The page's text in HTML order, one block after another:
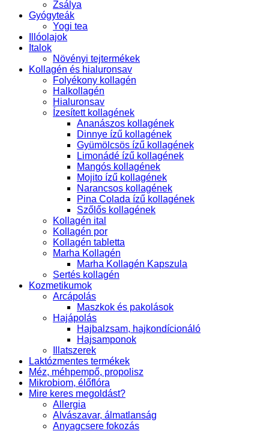
Zsálya
Gyógyteák
Yogi tea
Illóolajok
Italok
Növényi tejtermékek
Kollagén és hialuronsav
Folyékony kollagén
Halkollagén
Hialuronsav
Ízesített kollagének
Ananászos kollagének
Dinnye ízű kollagének
Gyümölcsös ízű kollagének
Limonádé ízű kollagének
Mangós kollagének
Mojito ízű kollagének
Narancsos kollagének
Pina Colada ízű kollagének
Szőlős kollagének
Kollagén ital
Kollagén por
Kollagén tabletta
Marha Kollagén
Marha Kollagén Kapszula
Sertés kollagén
Kozmetikumok
Arcápolás
Maszkok és pakolások
Hajápolás
Hajbalzsam, hajkondícionáló
Hajsamponok
Illatszerek
Laktózmentes termékek
Méz, méhpempő, propolisz
Mikrobiom, élőflóra
Mire keres megoldást?
Allergia
Alvászavar, álmatlanság
Anyagcsere fokozás